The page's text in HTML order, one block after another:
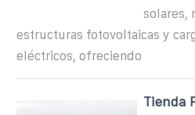
solares,
estructuras fotovoltaicas y
eléctricos, ofreciendo
Tienda